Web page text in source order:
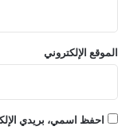
الموقع الإلكتروني
احفظ اسمي، بريدي